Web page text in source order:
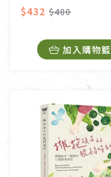
$432 $480
加入購物籃